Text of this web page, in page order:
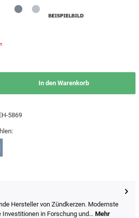
In den Warenkorb
5869
Hersteller von Zündkerzen. Modernste
Investitionen in Forschung und… Mehr